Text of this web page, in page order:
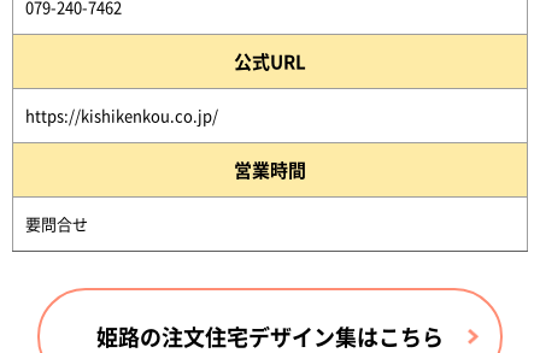
079-240-7462
公式URL
https://kishikenkou.co.jp/
営業時間
要問合せ
姫路の注文住宅デザイン集はこちら